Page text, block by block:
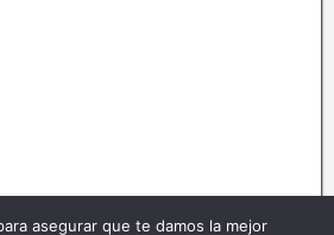
asegurar que te damos la mejor